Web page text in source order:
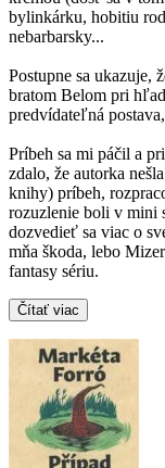
bylinkárku, hobitiu
nebarbarsky...
Postupne sa ukazuje,
bratom Belom pri
predvídateľná
Príbeh sa mi páčil a
zdalo, že autorka
knihy) príbeh,
rozuzlenie boli v mini
dozvedieť sa viac o
mňa škoda, lebo
fantasy sériu.
Čítať viac